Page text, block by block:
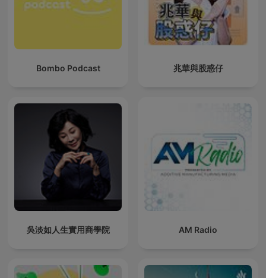
Bombo Podcast 兆華與股惑仔
吳淡如人生實用商學院 AM Radio